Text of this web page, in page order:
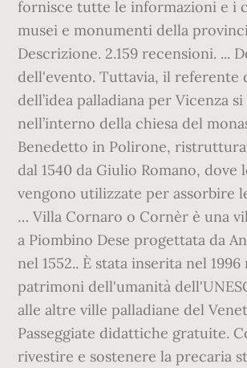
fornisce tutte le informazioni e i
musei e monumenti della
Descrizione. 2.159 recensioni. ...
dell'evento. Tuttavia, il referente
dell’idea palladiana per Vicenza
nell’interno della chiesa del
Benedetto in Polirone,
dal 1540 da Giulio Romano, dove
vengono utilizzate per assorbire
… Villa Cornaro o Cornèr è una
a Piombino Dese progettata da
nel 1552.. È stata inserita nel
patrimoni dell'umanità
alle altre ville palladiane del
Passeggiate didattiche gratuite.
rivestire e sostenere la precaria